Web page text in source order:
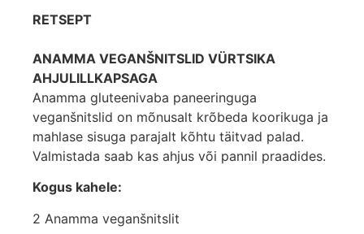
RETSEPT
ANAMMA VEGANŠNITSLID VÜRTSIKA
AHJULILLKAPSAGA
Anamma gluteenivaba paneeringuga
veganšnitslid on mõnusalt krõbeda koorikuga ja
mahlase sisuga parajalt kõhtu täitvad palad.
Valmistada saab kas ahjus või pannil praadides.
Kogus kahele:
2 Anamma veganšnitslit